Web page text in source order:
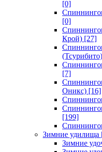
[0]
[0]
Крой) [27]
(Тсурибито)
[7]
Оникс) [16]
[199]
Зимние удилища
Зимние